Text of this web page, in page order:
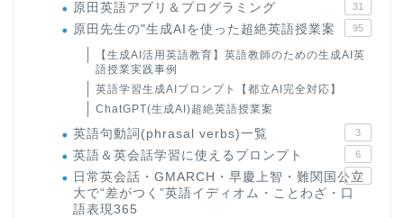
原田英語アプリ＆プログラミング 31
原田先生の"生成AIを使った超絶英語授業案 95
【生成AI活用英語教育】英語教師のための生成AI英
語授業実践事例
英語学習生成AIプロンプト【都立AI完全対応】
ChatGPT(生成AI)超絶英語授業案
英語句動詞(phrasal verbs)一覧 3
英語＆英会話学習に使えるプロンプト 6
日常英会話・GMARCH・早慶上智・難関国公立
大で“差がつく”英語イディオム・ことわざ・口
語表現365
22